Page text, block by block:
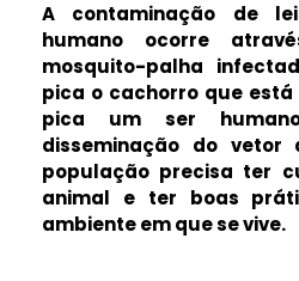
A contaminação de
humano ocorre
mosquito-palha
pica o cachorro que está
pica um ser
disseminação do vetor
população precisa ter
animal e ter boas
ambiente em que se vive.